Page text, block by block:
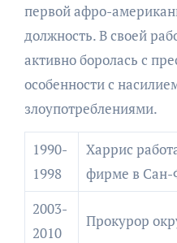
первой афро-
должность. В своей
активно боролась с
особенности с
злоупотреблениями.
1990-
1998
Харрис
фирме в Сан-
2003-
2010
Прокурор